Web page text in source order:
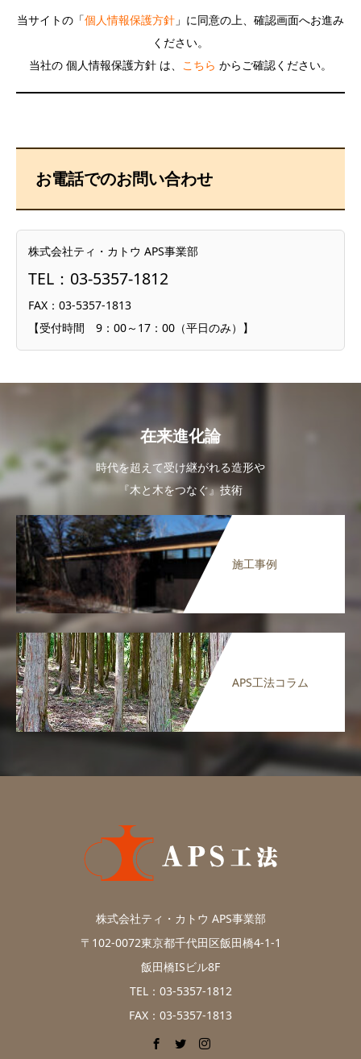
当サイトの「個人情報保護方針 」に同意の上、確認画面へお進み
ください。
当社の 個人情報保護方針 は、 こちら からご確認ください。
お電話でのお問い合わせ
株式会社ティ・カトウ APS事業部
TEL：03-5357-1812
FAX：03-5357-1813
【受付時間 9：00～17：00（平日のみ）】
在来進化論
時代を超えて受け継がれる造形や
『木と木をつなぐ』技術
施工事例
APS工法コラム
株式会社ティ・カトウ APS事業部
〒102-0072東京都千代田区飯田橋4-1-1
飯田橋ISビル8F
TEL：03-5357-1812
FAX：03-5357-1813